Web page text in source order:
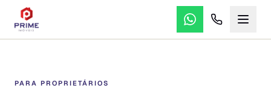
PARA PROPRIETÁRIOS